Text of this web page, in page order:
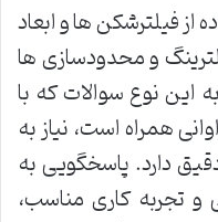
از فیلترشکن ها و ابعاد
و محدودسازی ها
این نوع سوالات که با
همراه است، نیاز به
دارد. پاسخگویی به
و تجربه کاری مناسب،